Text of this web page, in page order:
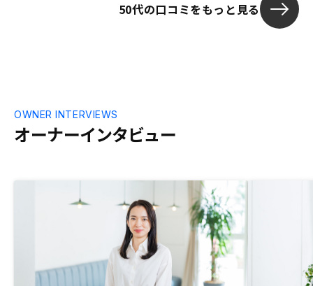
50代の口コミをもっと見る
オーナーインタビュー
OWNER INTERVIEWS